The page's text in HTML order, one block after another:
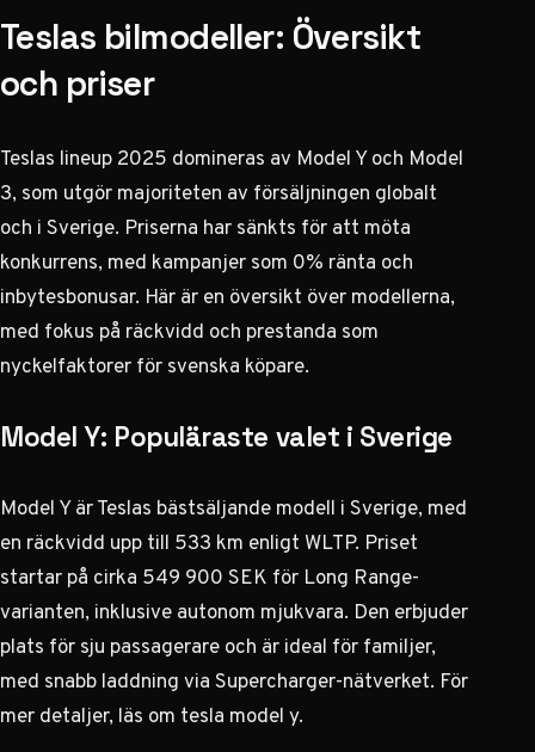
Teslas bilmodeller: Översikt
och priser
Teslas lineup 2025 domineras av Model Y och Model
3, som utgör majoriteten av försäljningen globalt
och i Sverige. Priserna har sänkts för att möta
konkurrens, med kampanjer som 0% ränta och
inbytesbonusar. Här är en översikt över modellerna,
med fokus på räckvidd och prestanda som
nyckelfaktorer för svenska köpare.
Model Y: Populäraste valet i Sverige
Model Y är Teslas bästsäljande modell i Sverige, med
en räckvidd upp till 533 km enligt WLTP. Priset
startar på cirka 549 900 SEK för Long Range-
varianten, inklusive autonom mjukvara. Den erbjuder
plats för sju passagerare och är ideal för familjer,
med snabb laddning via Supercharger-nätverket. För
mer detaljer, läs om tesla model y.